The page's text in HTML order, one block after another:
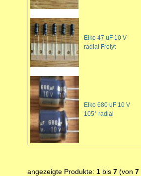
Elko 47 uF 10 V
radial Frolyt
Elko 680 uF 10 V
105° radial
angezeigte Produkte: 1bis 7(von 7